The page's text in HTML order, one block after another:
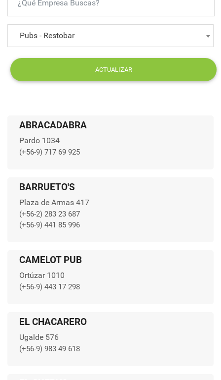
Pubs - Restobar
ACTUALIZAR
ABRACADABRA
Pardo 1034
(+56-9) 717 69 925
BARRUETO'S
Plaza de Armas 417
(+56-2) 283 23 687
(+56-9) 441 85 996
CAMELOT PUB
Ortúzar 1010
(+56-9) 443 17 298
EL CHACARERO
Ugalde 576
(+56-9) 983 49 618